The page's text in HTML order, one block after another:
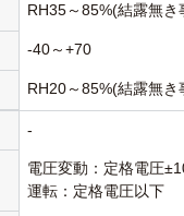
RH35～85%(結露無き
-40～+70
RH20～85%(結露無き
-
電圧変動：定格電圧
運転：定格電圧以下